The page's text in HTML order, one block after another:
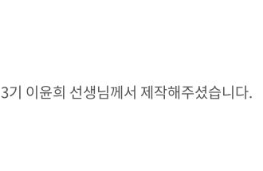
3기 이윤희 선생님께서 제작해주셨습니다.